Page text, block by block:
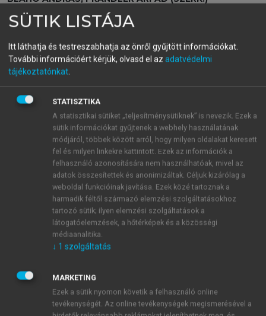
Nemzetközi szervezetek és
intézmények
Az EU migrációs politikája
Európában is a viták kereszttűzébe került a migráció.
Az ezredforduló táján ugyanis jelentős, és
többségében illegális népességmozgások indultak el
az EU külső, déli határai felé, ami aggodalommal
töltötte el a tagállamokat. A határellenőrzés
szigorítása önmagában nem bizonyult elégnek,
átfogó migrációs politikára és a tagállamok és a
együttműködésre volt szükség. A migráció azonban,
ha kellő gonddal kezelik, pozitív növekedési tényező
lehet mind az EU, mind az érintett ország számára.
SÜTIK LISTÁJA
Itt láthatja és testreszabhatja az önről gyűjtött információkat.
További információért kérjük, olvasd el az adatvédelmi
tájékoztatónkat.
STATISZTIKA
A statisztikai sütiket „teljesítménysütiknek” is nevezik. Ezek a
sütik információkat gyűjtenek a webhely használatának
módjáról, többek között arról, hogy milyen oldalakat keresett
fel és milyen linkekre kattintott. Ezek az információk a
felhasználó azonosítására nem használhatóak, mivel az
adatok összesítettek és anonimizáltak. Céljuk kizárólag a
weboldal funkcióinak javítása. Ezek közé tartoznak a
harmadik féltől származó elemzési szolgáltatásokhoz
tartozó sütik; ilyen elemzési szolgáltatások a
látogatóelemzések, a hőtérképek és a közösségi
médiaanalitika.
↓ 1 szolgáltatás
MARKETING
Ezek a sütik nyomon követik a felhasználó online
tevékenységét. Az online tevékenységek megismerésével a